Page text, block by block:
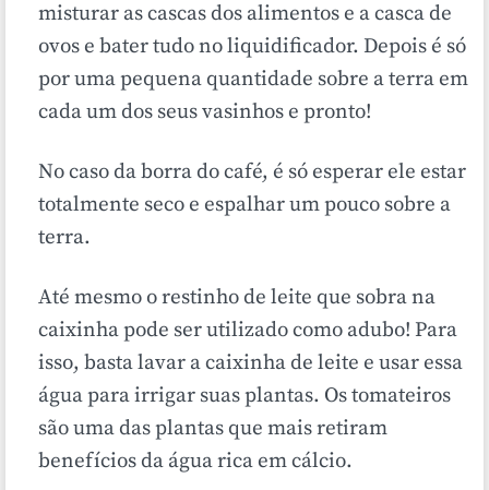
misturar as cascas dos alimentos e a casca de
ovos e bater tudo no liquidificador. Depois é só
por uma pequena quantidade sobre a terra em
cada um dos seus vasinhos e pronto!
No caso da borra do café, é só esperar ele estar
totalmente seco e espalhar um pouco sobre a
terra.
Até mesmo o restinho de leite que sobra na
caixinha pode ser utilizado como adubo! Para
isso, basta lavar a caixinha de leite e usar essa
água para irrigar suas plantas. Os tomateiros
são uma das plantas que mais retiram
benefícios da água rica em cálcio.